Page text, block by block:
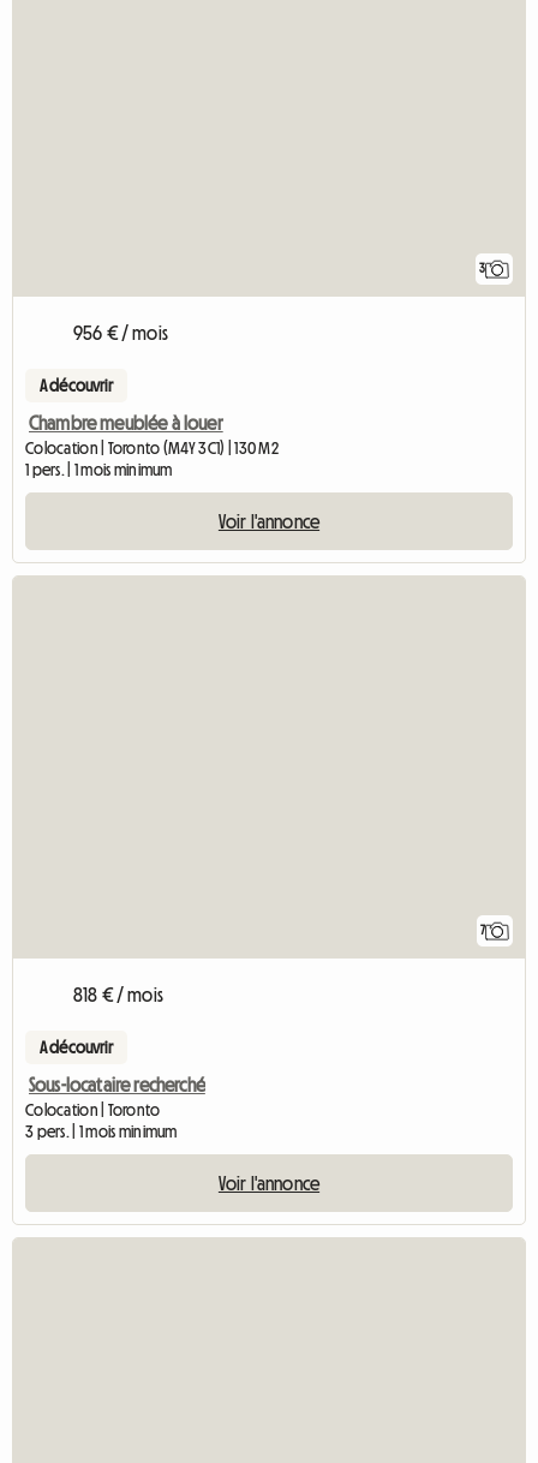
3
956 € / mois
A découvrir
Chambre meublée à louer
Colocation | Toronto (M4Y 3C1) | 130 M2
1 pers. | 1 mois minimum
Voir l'annonce
7
818 € / mois
A découvrir
Sous-locataire recherché
Colocation | Toronto
3 pers. | 1 mois minimum
Voir l'annonce